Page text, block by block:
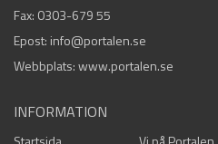
Fax: 0303-679 55
Epost: info@portalen.se
Webbplats: www.portalen.se
INFORMATION